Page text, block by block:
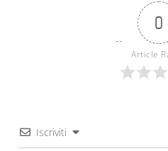
0
Article
Iscriviti